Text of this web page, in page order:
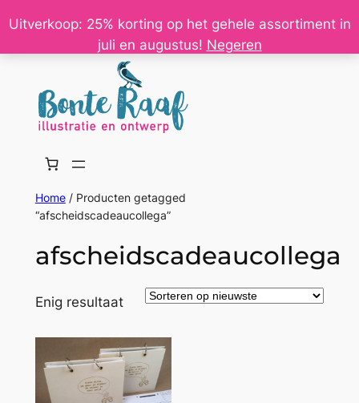
Uitverkoop: 25% korting op het gehele assortiment in
juli en augustus! Negeren
Ga
de
Home/ Producten getagged
“afscheidscadeaucollega”
afscheidscadeaucollega
Enig resultaat